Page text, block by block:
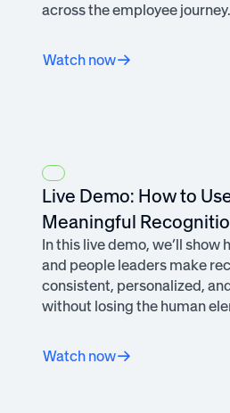
across the employee journey.
Watch now
Live Demo: How to
Meaningful
In this live demo, we’ll show
and people leaders make
consistent, personalized,
without losing the human
Watch now